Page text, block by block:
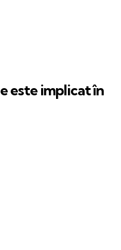
este implicat în